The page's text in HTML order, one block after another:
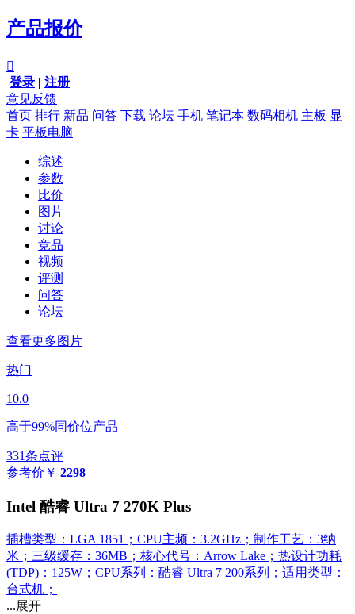
产品报价

登录 | 注册
意见反馈
首页 排行 新品 问答 下载 论坛 手机 笔记本 数码相机 主板 显
卡 平板电脑
综述
参数
比价
图片
讨论
竞品
视频
评测
问答
论坛
查看更多图片
热门
10.0
高于99%同价位产品
331条点评
参考价 ￥ 2298
Intel 酷睿 Ultra 7 270K Plus
插槽类型：LGA 1851；CPU主频：3.2GHz；制作工艺：3纳
米；三级缓存：36MB；核心代号：Arrow Lake；热设计功耗
(TDP)：125W；CPU系列：酷睿 Ultra 7 200系列；适用类型：
台式机；
...展开